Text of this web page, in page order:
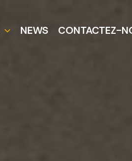
NEWS CONTACTEZ-